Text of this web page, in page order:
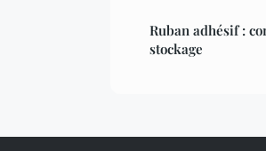
Ruban adhésif :
stockage